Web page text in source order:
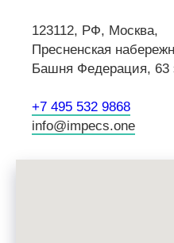
123112, РФ, Москва,
Пресненская
Башня Федерация, 63
+7 495 532 9868
info@impecs.one